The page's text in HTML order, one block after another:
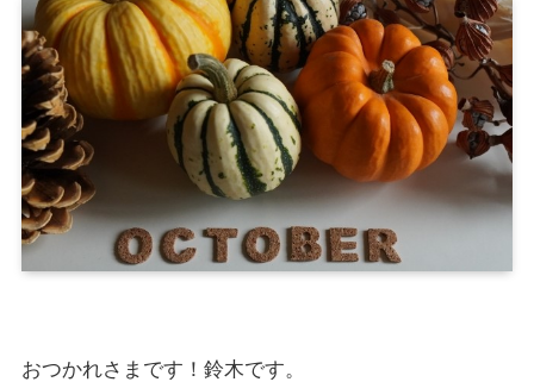
おつかれさまです！鈴木です。